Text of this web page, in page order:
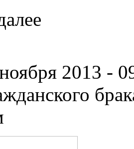
2013 -